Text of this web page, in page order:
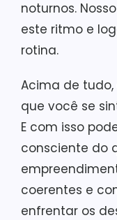
noturnos.
este ritmo e
rotina.
Acima de
que você se
E com isso
consciente do
coerentes e
enfrentar os